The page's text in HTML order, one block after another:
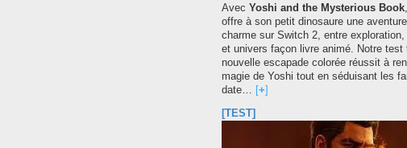
Avec Yoshi and the Mysterious Book
offre à son petit dinosaure une
charme sur Switch 2, entre exploration,
et univers façon livre animé. Notre
nouvelle escapade colorée réussit à
magie de Yoshi tout en séduisant les
date… [+]
[TEST]